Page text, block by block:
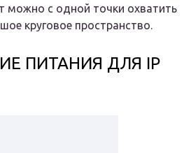
можно с одной точки охватить
круговое пространство.
ПИТАНИЯ ДЛЯ IP